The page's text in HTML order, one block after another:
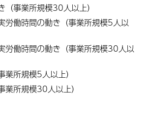
（事業所規模30人以上）
労働時間の動き（事業所規模5人以
労働時間の動き（事業所規模30人以
業所規模5人以上）
業所規模30人以上）